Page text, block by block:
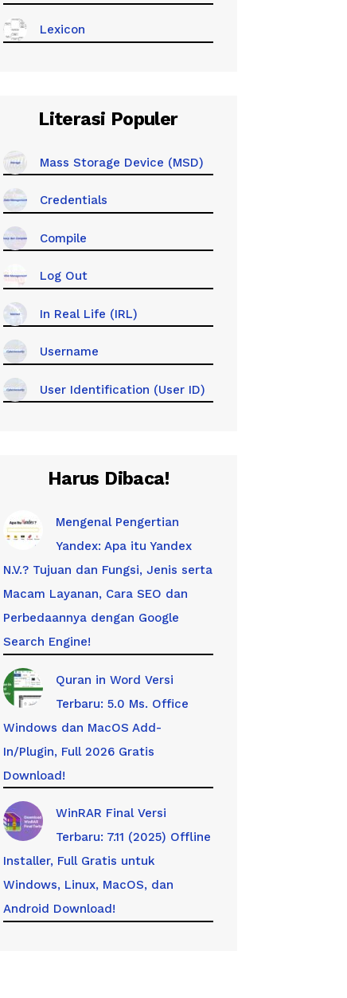
Lexicon
Literasi Populer
Mass Storage Device (MSD)
Credentials
Compile
Log Out
In Real Life (IRL)
Username
User Identification (User ID)
Harus Dibaca!
Mengenal Pengertian
Yandex: Apa itu Yandex
N.V.? Tujuan dan Fungsi, Jenis serta
Macam Layanan, Cara SEO dan
Perbedaannya dengan Google
Search Engine!
Quran in Word Versi
Terbaru: 5.0 Ms. Office
Windows dan MacOS Add-
In/Plugin, Full 2026 Gratis
Download!
WinRAR Final Versi
Terbaru: 7.11 (2025) Offline
Installer, Full Gratis untuk
Windows, Linux, MacOS, dan
Android Download!